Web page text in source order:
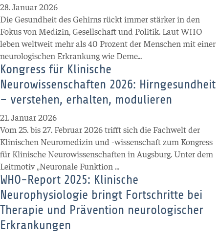
28. Januar 2026
Die Gesundheit des Gehirns rückt immer stärker in den
Fokus von Medizin, Gesellschaft und Politik. Laut WHO
leben weltweit mehr als 40 Prozent der Menschen mit einer
neurologischen Erkrankung wie Deme...
Kongress für Klinische
Neurowissenschaften 2026: Hirngesundheit
– verstehen, erhalten, modulieren
21. Januar 2026
Vom 25. bis 27. Februar 2026 trifft sich die Fachwelt der
Klinischen Neuromedizin und -wissenschaft zum Kongress
für Klinische Neurowissenschaften in Augsburg. Unter dem
Leitmotiv „Neuronale Funktion ...
WHO-Report 2025: Klinische
Neurophysiologie bringt Fortschritte bei
Therapie und Prävention neurologischer
Erkrankungen